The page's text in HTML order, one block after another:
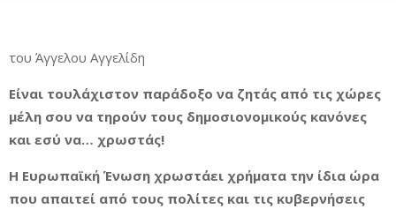
του Άγγελου Αγγελίδη
Είναι τουλάχιστον παράδοξο να ζητάς από τις χώρες
μέλη σου να τηρούν τους δημοσιονομικούς κανόνες
και εσύ να… χρωστάς!
Η Ευρωπαϊκή Ένωση χρωστάει χρήματα την ίδια ώρα
που απαιτεί από τους πολίτες και τις κυβερνήσεις